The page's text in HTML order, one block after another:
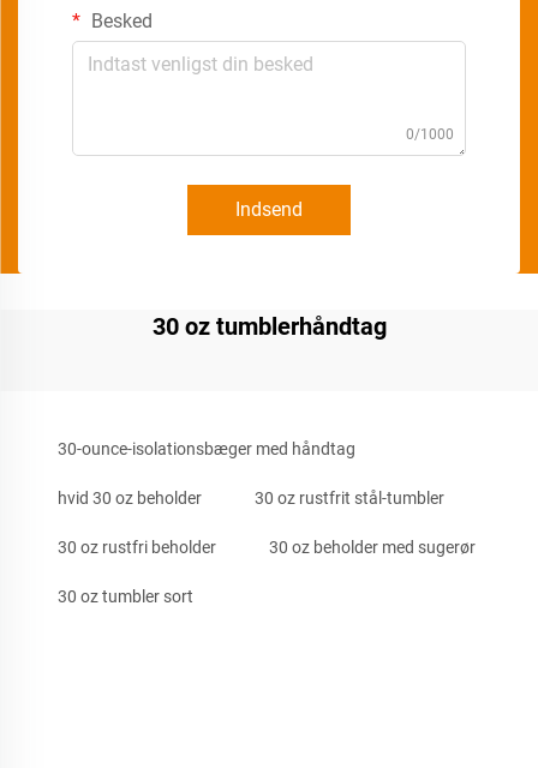
Besked
0/1000
Indsend
30 oz tumblerhåndtag
30-ounce-isolationsbæger med håndtag
hvid 30 oz beholder 30 oz rustfrit stål-tumbler
30 oz rustfri beholder 30 oz beholder med sugerør
30 oz tumbler sort